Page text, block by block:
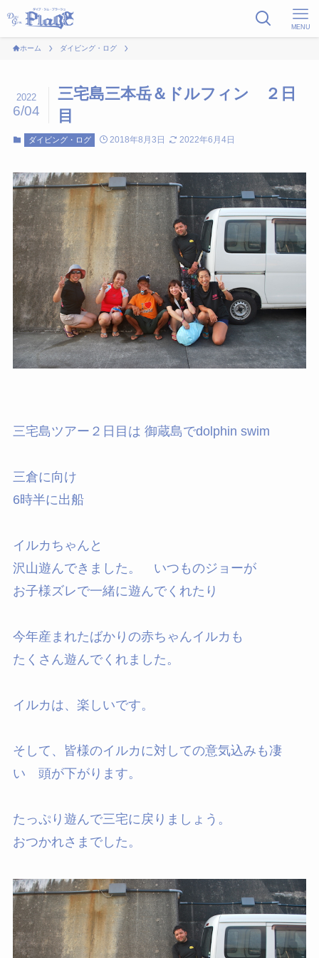
MENU
ホーム ダイビング・ログ
三宅島三本岳＆ドルフィン ２日
目
2022
6/04
ダイビング・ログ 2018年8月3日 2022年6月4日
三宅島ツアー２日目は 御蔵島でdolphin swim
三倉に向け
6時半に出船
イルカちゃんと
沢山遊んできました。 いつものジョーが
お子様ズレで一緒に遊んでくれたり
今年産まれたばかりの赤ちゃんイルカも
たくさん遊んでくれました。
イルカは、楽しいです。
そして、皆様のイルカに対しての意気込みも凄
い 頭が下がります。
たっぷり遊んで三宅に戻りましょう。
おつかれさまでした。